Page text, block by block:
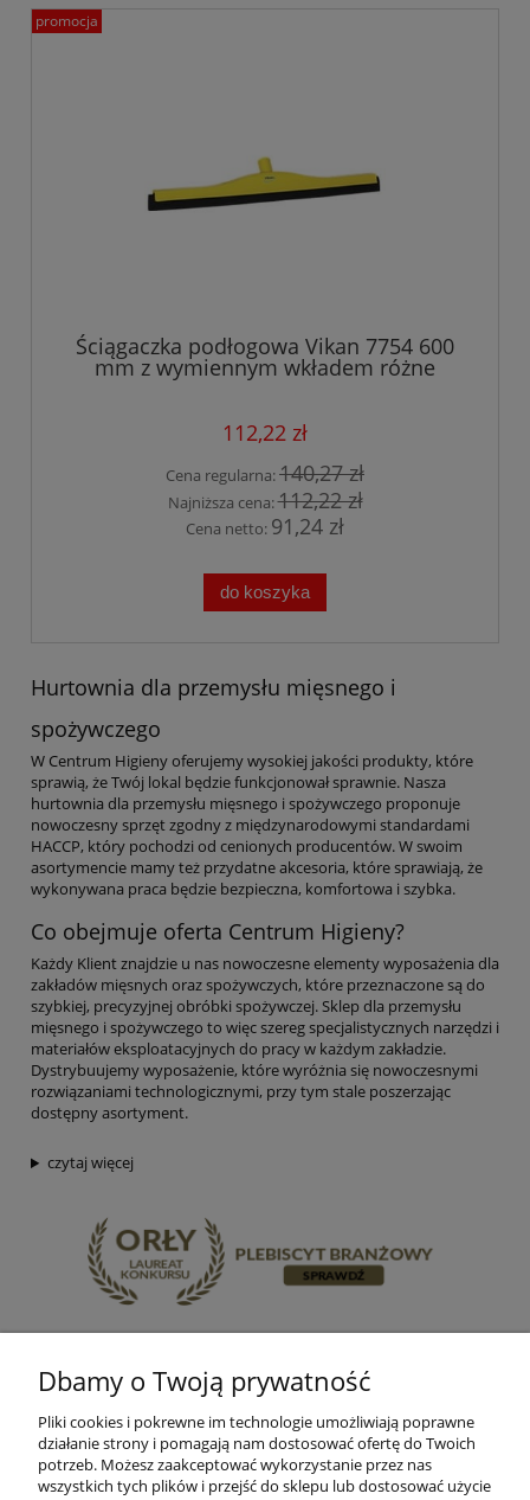
Ściągaczka podłogowa Vikan 7754 600
mm z wymiennym wkładem różne
kolory
112,22 zł
Cena regularna:140,27 zł
Najniższa cena:112,22 zł
Cena netto: 91,24 zł
do koszyka
promocja
Hurtownia dla przemysłu mięsnego i
spożywczego
W Centrum Higieny oferujemy wysokiej jakości produkty, które
sprawią, że Twój lokal będzie funkcjonował sprawnie. Nasza
hurtownia dla przemysłu mięsnego i spożywczego proponuje
nowoczesny sprzęt zgodny z międzynarodowymi standardami
HACCP, który pochodzi od cenionych producentów. W swoim
asortymencie mamy też przydatne akcesoria, które sprawiają, że
wykonywana praca będzie bezpieczna, komfortowa i szybka.
Co obejmuje oferta Centrum Higieny?
Każdy Klient znajdzie u nas nowoczesne elementy wyposażenia dla
zakładów mięsnych oraz spożywczych, które przeznaczone są do
szybkiej, precyzyjnej obróbki spożywczej. Sklep dla przemysłu
mięsnego i spożywczego to więc szereg specjalistycznych narzędzi i
materiałów eksploatacyjnych do pracy w każdym zakładzie.
Dystrybuujemy wyposażenie, które wyróżnia się nowoczesnymi
rozwiązaniami technologicznymi, przy tym stale poszerzając
dostępny asortyment.
czytaj więcej
Dbamy o Twoją prywatność
Pliki cookies i pokrewne im technologie umożliwiają poprawne
działanie strony i pomagają nam dostosować ofertę do Twoich
potrzeb. Możesz zaakceptować wykorzystanie przez nas
wszystkich tych plików i przejść do sklepu lub dostosować użycie